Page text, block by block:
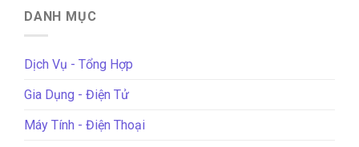
DANH MỤC
Dịch Vụ - Tổng Hợp
Gia Dụng - Điện Tử
Máy Tính - Điện Thoại